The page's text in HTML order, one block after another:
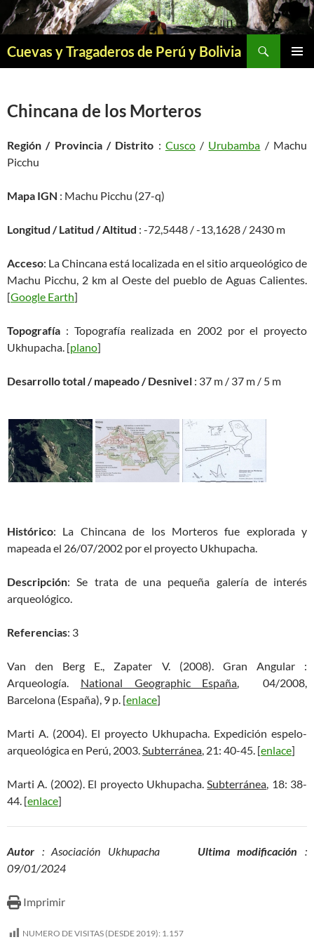
Saltar
al
Cuevas y Tragaderos de Perú y Bolivia
Chincana de los Morteros
Región / Provincia / Distrito : Cusco/ Urubamba / Machu
Picchu
Mapa IGN : Machu Picchu (27-q)
Longitud / Latitud / Altitud : -72,5448 / -13,1628 / 2430 m
Acceso: La Chincana está localizada en el sitio arqueológico de
Machu Picchu, 2 km al Oeste del pueblo de Aguas Calientes.
[Google Earth]
Topografía : Topografía realizada en 2002 por el proyecto
Ukhupacha. [plano]
Desarrollo total / mapeado / Desnivel : 37 m / 37 m / 5 m
Histórico: La Chincana de los Morteros fue explorada y
mapeada el 26/07/2002 por el proyecto Ukhupacha.
Descripción: Se trata de una pequeña galería de interés
arqueológico.
Referencias: 3
Van den Berg E., Zapater V. (2008). Gran Angular :
Arqueología. National Geographic España, 04/2008,
Barcelona (España), 9 p. [enlace]
Marti A. (2004). El proyecto Ukhupacha. Expedición espelo-
arqueológica en Perú, 2003.Subterránea, 21: 40-45. [enlace]
Marti A. (2002). El proyecto Ukhupacha.Subterránea, 18: 38-
44. [enlace]
Autor : Asociación Ukhupacha Ultima modificación :
09/01/2024
Imprimir
NUMERO DE VISITAS (DESDE 2019): 1.157